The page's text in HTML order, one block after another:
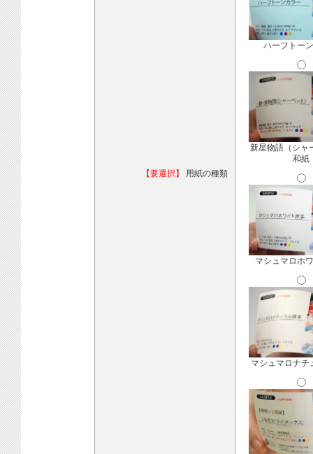
【要選択】 用紙の種類
ハーフトー
新星物語（シャ
和紙
マシュマロホ
マシュマロナチ